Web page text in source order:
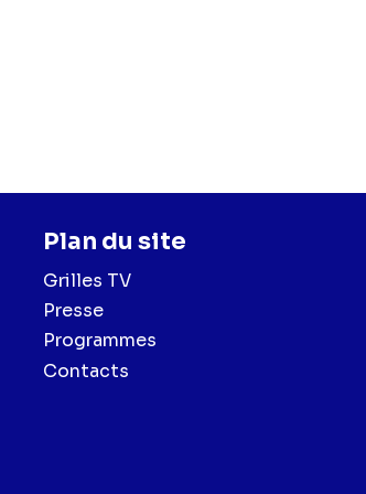
Plan du site
Grilles TV
Presse
Programmes
Contacts